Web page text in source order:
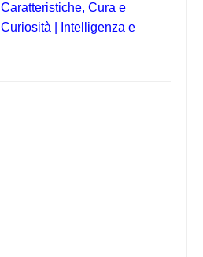
Caratteristiche, Cura e
Curiosità | Intelligenza e